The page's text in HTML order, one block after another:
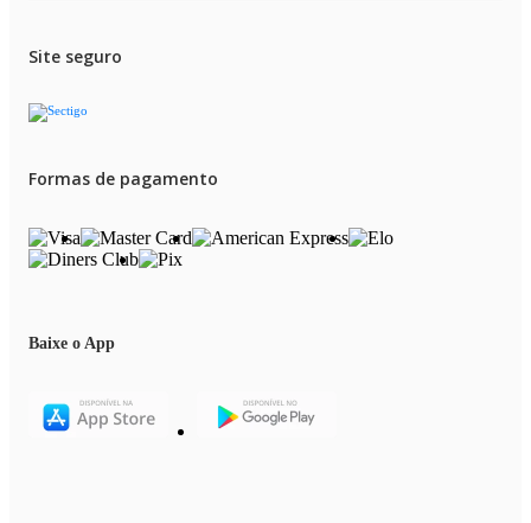
Site seguro
Formas de pagamento
Baixe o App